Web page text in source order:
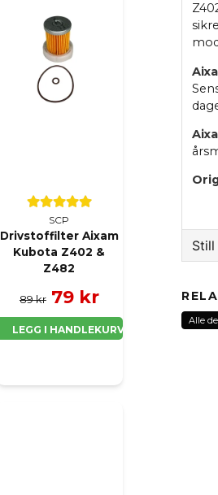
SCP
Drivstoffilter Aixam
Kubota Z402 &
Z482
89 kr 79 kr
LEGG I HANDLEKURV
Alle